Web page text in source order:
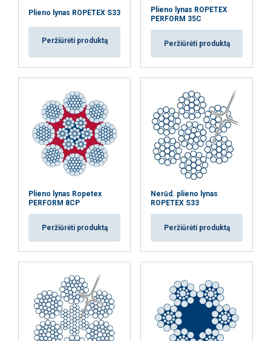
Plieno lynas ROPETEX S33
Peržiūrėti produktą
Plieno lynas ROPETEX
PERFORM 35C
Peržiūrėti produktą
Plieno lynas Ropetex
PERFORM 8CP
Peržiūrėti produktą
Nerūd. plieno lynas
ROPETEX S33
Peržiūrėti produktą